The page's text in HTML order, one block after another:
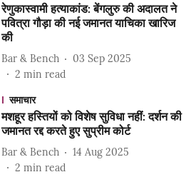
रेणुकास्वामी हत्याकांड: बेंगलुरु की अदालत ने
पवित्रा गौड़ा की नई जमानत याचिका खारिज
की
Bar & Bench
03 Sep 2025
2 min read
समाचार
मशहूर हस्तियों को विशेष सुविधा नहीं: दर्शन की
जमानत रद्द करते हुए सुप्रीम कोर्ट
Bar & Bench
14 Aug 2025
2 min read